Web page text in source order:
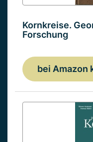
Kornkreise.
Forschung
bei Amazon